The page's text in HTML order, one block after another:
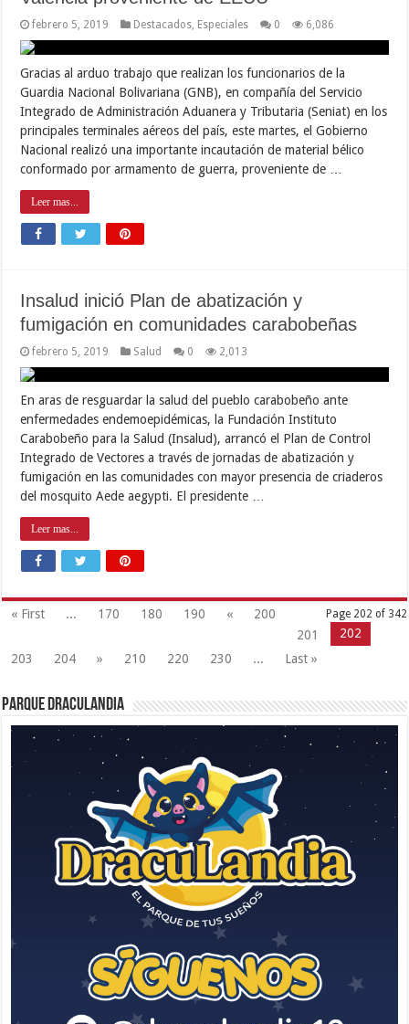
febrero 5, 2019 Destacados Especiales 0 6,086
Gracias al arduo trabajo que realizan los funcionarios de la
Guardia Nacional Bolivariana (GNB), en compañía del Servicio
Integrado de Administración Aduanera y Tributaria (Seniat) en los
principales terminales aéreos del país, este martes, el Gobierno
Nacional realizó una importante incautación de material bélico
conformado por armamento de guerra, proveniente de …
Leer mas...
Insalud inició Plan de abatización y
fumigación en comunidades carabobeñas
febrero 5, 2019 Salud 0 2,013
En aras de resguardar la salud del pueblo carabobeño ante
enfermedades endemoepidémicas, la Fundación Instituto
Carabobeño para la Salud (Insalud), arrancó el Plan de Control
Integrado de Vectores a través de jornadas de abatización y
fumigación en las comunidades con mayor presencia de criaderos
del mosquito Aede aegypti. El presidente …
Leer mas...
Page 202 of 342
« First ... 170 180 190 «
200
201
202
203
204 » 210 220 230 ... Last »
Parque Draculandia